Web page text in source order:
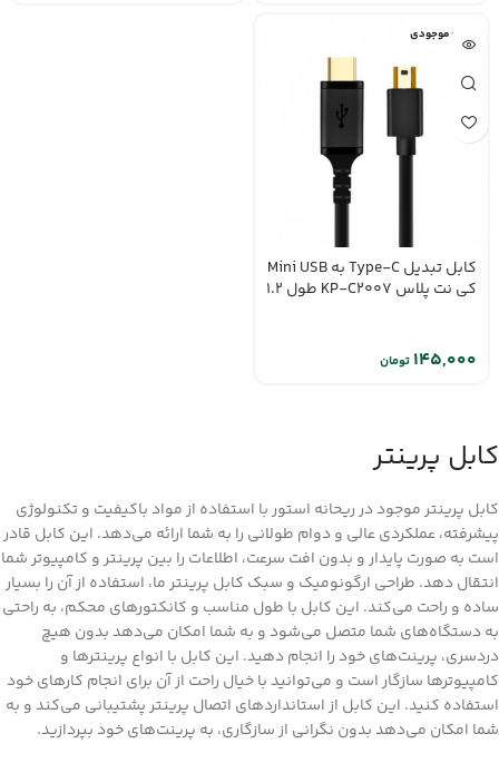
اتمام موجودی
کابل تبدیل Type-C به Mini USB
کی نت پلاس KP-C2007 طول 1.2
تومان
کابل پرینتر
کابل پرینتر موجود در ریحانه استور با استفاده از مواد باکیفیت و تکنولوژی
پیشرفته، عملکردی عالی و دوام طولانی را به شما ارائه می‌دهد. این کابل قادر
است به صورت پایدار و بدون افت سرعت، اطلاعات را بین پرینتر و کامپیوتر شما
انتقال دهد. طراحی ارگونومیک و سبک کابل پرینتر ما، استفاده از آن را بسیار
ساده و راحت می‌کند. این کابل با طول مناسب و کانکتورهای محکم، به راحتی
به دستگاه‌های شما متصل می‌شود و به شما امکان می‌دهد بدون هیچ
دردسری، پرینت‌های خود را انجام دهید. این کابل با انواع پرینترها و
کامپیوترها سازگار است و می‌توانید با خیال راحت از آن برای انجام کارهای خود
استفاده کنید. این کابل از استانداردهای اتصال پرینتر پشتیبانی می‌کند و به
شما امکان می‌دهد بدون نگرانی از سازگاری، به پرینت‌های خود بپردازید.